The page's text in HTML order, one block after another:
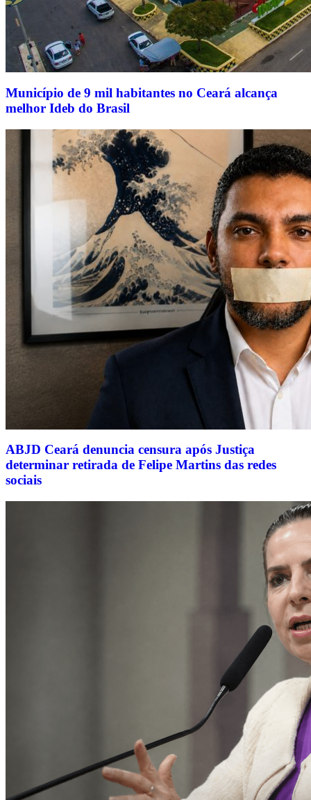
Município de 9 mil habitantes no Ceará alcança
melhor Ideb do Brasil
ABJD Ceará denuncia censura após Justiça
determinar retirada de Felipe Martins das redes
sociais